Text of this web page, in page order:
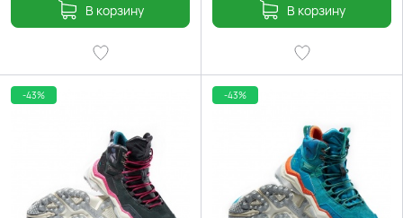
В корзину В корзину
-43% -43%